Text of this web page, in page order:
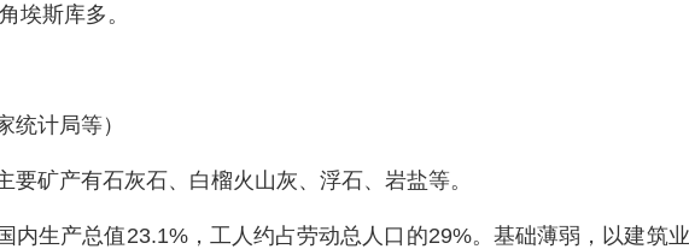
埃斯库多。
统计局等）
要矿产有石灰石、白榴火山灰、浮石、岩盐等。
内生产总值23.1%，工人约占劳动总人口的29%。基础薄弱，以建筑